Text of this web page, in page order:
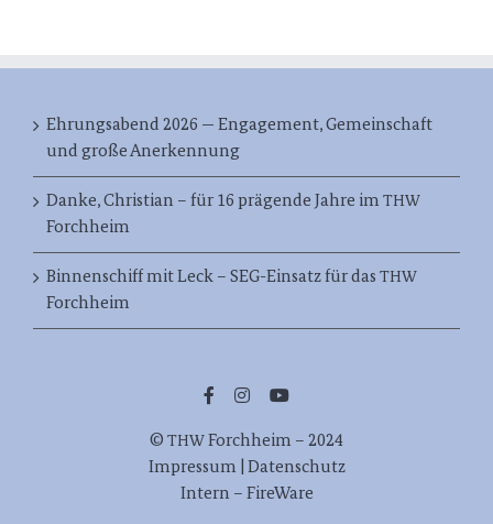
Ehrungsabend 2026 — Engagement, Gemeinschaft
und große Anerkennung
Danke, Christian – für 16 prägende Jahre im THW
Forchheim
Binnenschiff mit Leck – SEG-Einsatz für das THW
Forchheim
© THW Forch­heim – 2024
Impres­sum | Datenschutz
Intern – FireWare